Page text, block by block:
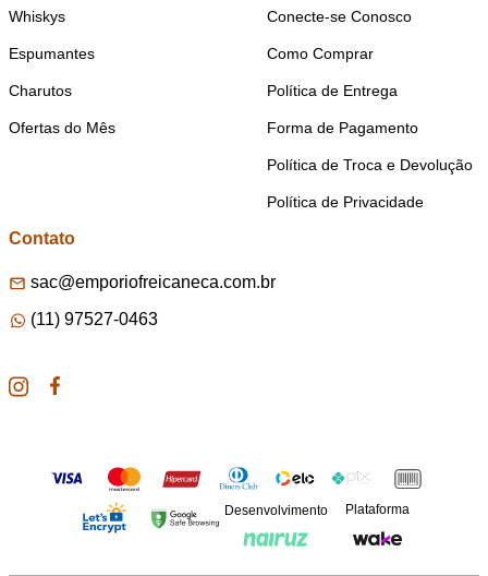
Whiskys
Espumantes
Charutos
Ofertas do Mês
Conecte-se Conosco
Como Comprar
Política de Entrega
Forma de Pagamento
Política de Troca e Devolução
Política de Privacidade
Contato
sac@emporiofreicaneca.com.br
(11) 97527-0463
Desenvolvimento Plataforma